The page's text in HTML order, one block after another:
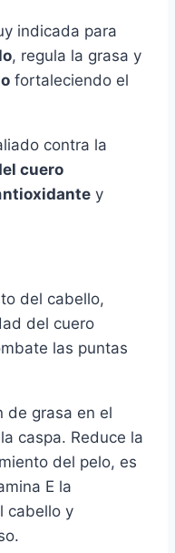
indicada para
, regula la grasa y
fortaleciendo el
contra la
cuero
ntioxidante y
del cabello,
del cuero
las puntas
de grasa en el
caspa. Reduce la
del pelo, es
E la
cabello y